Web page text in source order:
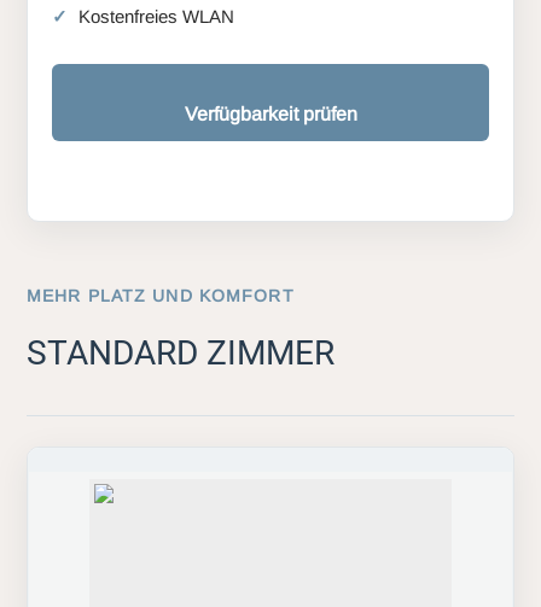
Kostenfreies WLAN
Verfügbarkeit prüfen
MEHR PLATZ UND KOMFORT
STANDARD ZIMMER